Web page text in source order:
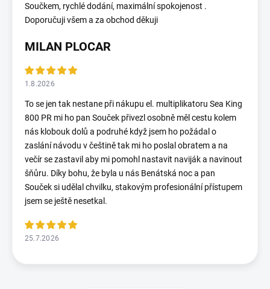
Součkem, rychlé dodání, maximální spokojenost .
Doporučuji všem a za obchod děkuji
MILAN PLOCAR
1.8.2026
To se jen tak nestane při nákupu el. multiplikatoru Sea King
800 PR mi ho pan Souček přivezl osobně měl cestu kolem
nás klobouk dolů a podruhé když jsem ho požádal o
zaslání návodu v češtině tak mi ho poslal obratem a na
večír se zastavil aby mi pomohl nastavit naviják a navinout
šňůru. Díky bohu, že byla u nás Benátská noc a pan
Souček si udělal chvilku, stakovým profesionální přístupem
jsem se ještě nesetkal.
25.7.2026